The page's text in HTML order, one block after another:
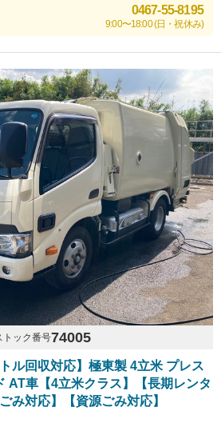
0467-55-8195
9:00〜18:00 (日・祝休み)
トック番号74005
ル回収対応】極東製 4立米 プレス
AT車【4立米クラス】【長期レンタ
み対応】【資源ごみ対応】